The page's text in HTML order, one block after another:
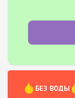
БЕЗ ВОДЫ